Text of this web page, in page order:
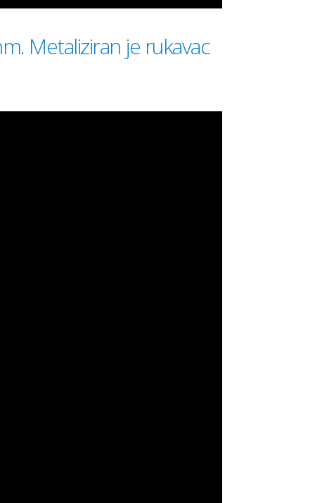
Metaliziran je rukavac